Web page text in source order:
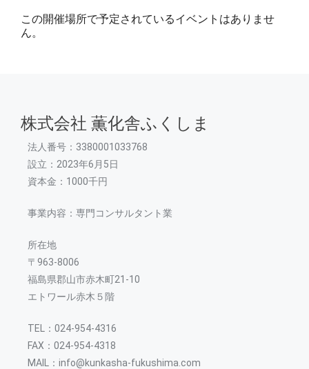
この開催場所で予定されているイベントはありませ
ん。
株式会社 薫化舎ふくしま
法人番号：3380001033768
設立：2023年6月5日
資本金：1000千円
事業内容：専門コンサルタント業
所在地
〒963-8006
福島県郡山市赤木町21-10
エトワール赤木５階
TEL：024-954-4316
FAX：024-954-4318
MAIL：info@kunkasha-fukushima.com